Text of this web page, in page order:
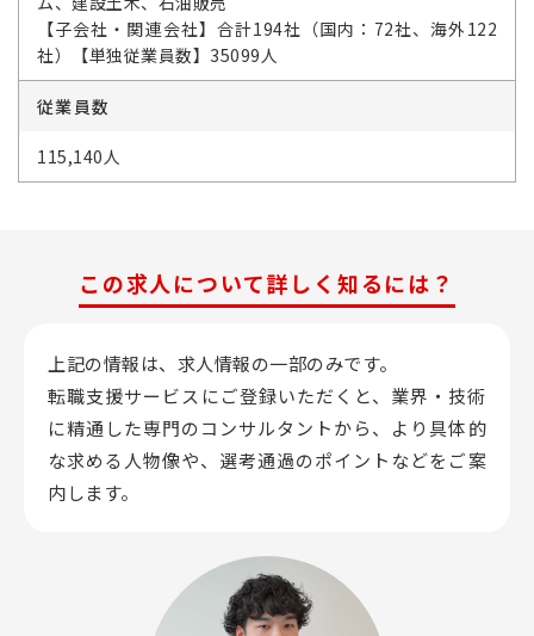
【子会社・関連会社】合計194社（国内：72社、海外122
社）【単独従業員数】35099人
従業員数
115,140人
この求人について詳しく知るには？
上記の情報は、求人情報の一部のみです。
転職支援サービスにご登録いただくと、業界・技術
に精通した専門のコンサルタントから、 より具体的
な求める人物像や、選考通過のポイントなどをご案
内します。